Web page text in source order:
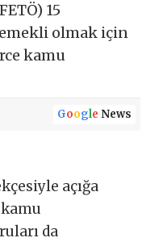
15
olmak için
kamu
Google News
açığa
da